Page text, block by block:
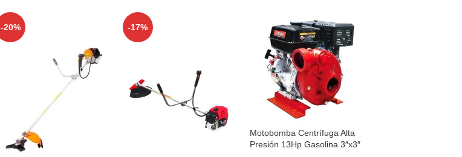
-20% -17%
Motobomba Centrífuga Alta
Presión 13Hp Gasolina 3″x3″